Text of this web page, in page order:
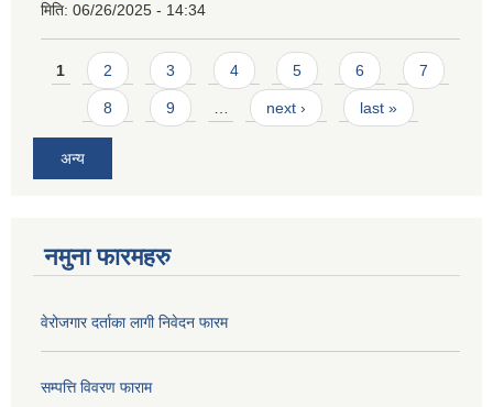
मिति: 06/26/2025 - 14:34
Pages
1 2 3 4 5 6 7
8 9 next › last »
अन्य
नमुना फारमहरु
वेरोजगार दर्ताका लागी निवेदन फारम
सम्पत्ति विवरण फाराम